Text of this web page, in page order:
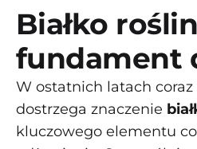
Białko
fundament
W ostatnich latach
dostrzega znaczenie
kluczowego elementu